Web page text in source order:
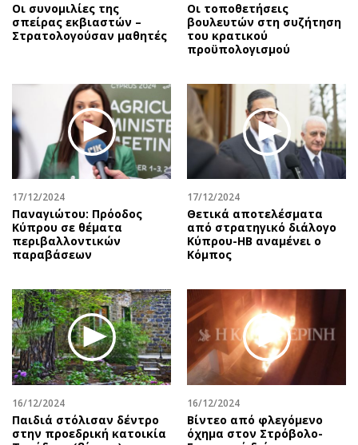
Οι συνομιλίες της
σπείρας εκβιαστών –
Στρατολογούσαν μαθητές
Οι τοποθετήσεις
βουλευτών στη συζήτηση
του κρατικού
προϋπολογισμού
17/12/2024
Παναγιώτου: Πρόοδος
Κύπρου σε θέματα
περιβαλλοντικών
παραβάσεων
17/12/2024
Θετικά αποτελέσματα
από στρατηγικό διάλογο
Κύπρου-ΗΒ αναμένει ο
Κόμπος
16/12/2024
Παιδιά στόλισαν δέντρο
στην προεδρική κατοικία
16/12/2024
Βίντεο από φλεγόμενο
όχημα στον Στρόβολο-